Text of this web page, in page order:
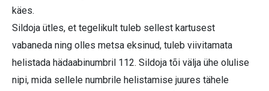
käes.
Sildoja ütles, et tegelikult tuleb sellest kartusest
vabaneda ning olles metsa eksinud, tuleb viivitamata
helistada hädaabinumbril 112. Sildoja tõi välja ühe olulise
nipi, mida sellele numbrile helistamise juures tähele